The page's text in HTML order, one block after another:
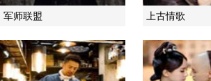
军师联盟 上古情歌